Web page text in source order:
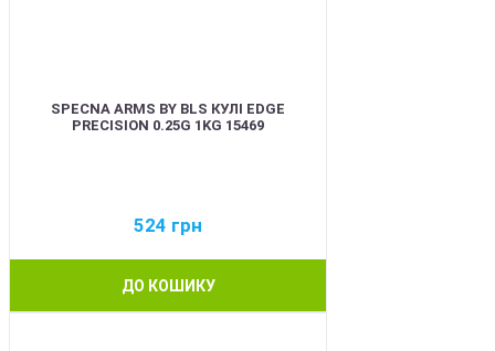
SPECNA ARMS BY BLS КУЛІ EDGE
PRECISION 0.25G 1KG 15469
524 грн
ДО КОШИКУ